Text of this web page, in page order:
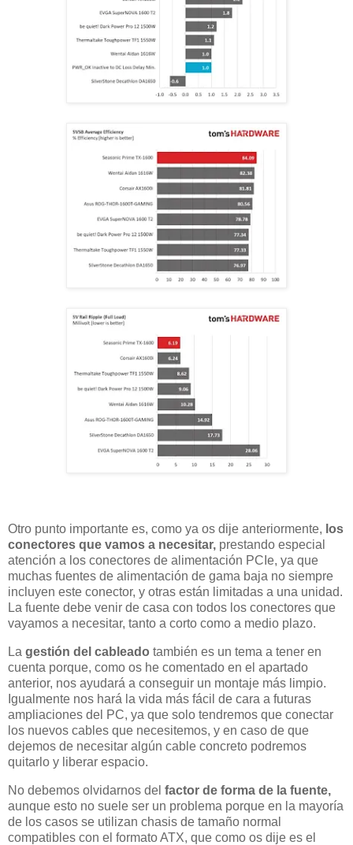
Otro punto importante es, como ya os dije anteriormente, los
conectores que vamos a necesitar, prestando especial
atención a los conectores de alimentación PCIe, ya que
muchas fuentes de alimentación de gama baja no siempre
incluyen este conector, y otras están limitadas a una unidad.
La fuente debe venir de casa con todos los conectores que
vayamos a necesitar, tanto a corto como a medio plazo.
La gestión del cableado también es un tema a tener en
cuenta porque, como os he comentado en el apartado
anterior, nos ayudará a conseguir un montaje más limpio.
Igualmente nos hará la vida más fácil de cara a futuras
ampliaciones del PC, ya que solo tendremos que conectar
los nuevos cables que necesitemos, y en caso de que
dejemos de necesitar algún cable concreto podremos
quitarlo y liberar espacio.
No debemos olvidarnos del factor de forma de la fuente,
aunque esto no suele ser un problema porque en la mayoría
de los casos se utilizan chasis de tamaño normal
compatibles con el formato ATX, que como os dije es el